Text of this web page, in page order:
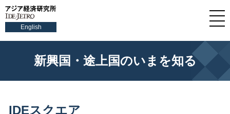
English
新興国・途上国のいまを知る
IDEスクエア